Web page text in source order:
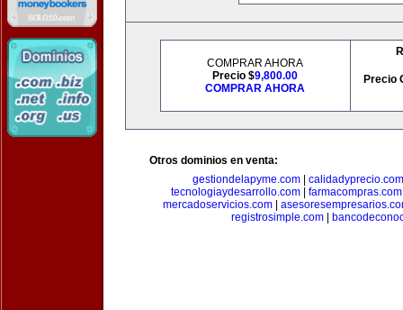
COMPRAR AHORA
Precio $9,800.00
COMPRAR AHORA
Precio
Otros dominios en venta:
gestiondelapyme.com
calidadyprecio.com
tecnologiaydesarrollo.com
farmacompras.com
mercadoservicios.com|
registrosimple.com|